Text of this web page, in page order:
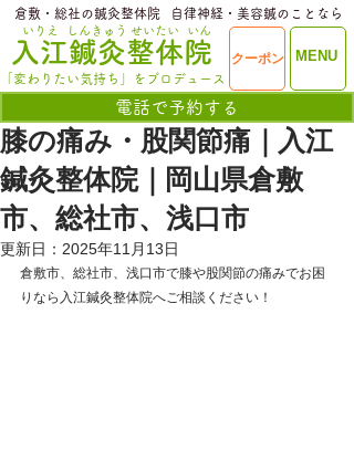
ME
​入江鍼灸整体院
いりえ
MENU
クーポン
電話で予約する
せいたい
しんきゅう いん
「変わりたい気持ち」をプロデュース
​倉敷・総社の鍼灸整体院 ​自律神経・美容鍼のことなら
膝の痛み・股関節痛｜入江
鍼灸整体院｜岡山県倉敷
市、総社市、浅口市
更新日： 2025年11月13日
倉敷市、総社市、浅口市で膝や股関節の痛みでお困
りなら入江鍼灸整体院へご相談ください！